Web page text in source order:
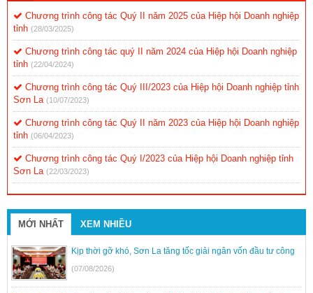
Chương trình công tác Quý II năm 2025 của Hiệp hội Doanh nghiệp
tỉnh (28/03/2025)
Chương trình công tác quý II năm 2024 của Hiệp hội Doanh nghiệp
tỉnh (22/04/2024)
Chương trình công tác Quý III/2023 của Hiệp hội Doanh nghiệp tỉnh
Sơn La (10/07/2023)
Chương trình công tác Quý II năm 2023 của Hiệp hội Doanh nghiệp
tỉnh (06/04/2023)
Chương trình công tác Quý I/2023 của Hiệp hội Doanh nghiệp tỉnh
Sơn La (22/03/2023)
MỚI NHẤT XEM NHIỀU
Kịp thời gỡ khó, Sơn La tăng tốc giải ngân vốn đầu tư công
(07/08/2026)